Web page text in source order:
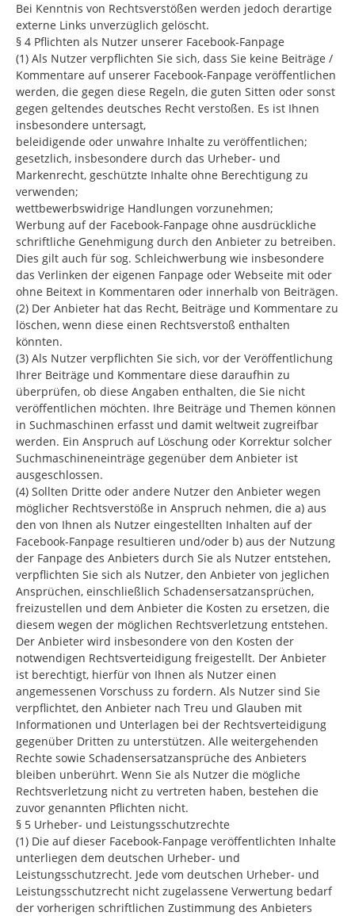
Bei Kenntnis von Rechtsverstößen werden jedoch derartige
externe Links unverzüglich gelöscht.
§ 4 Pflichten als Nutzer unserer Facebook-Fanpage
(1) Als Nutzer verpflichten Sie sich, dass Sie keine Beiträge /
Kommentare auf unserer Facebook-Fanpage veröffentlichen
werden, die gegen diese Regeln, die guten Sitten oder sonst
gegen geltendes deutsches Recht verstoßen. Es ist Ihnen
insbesondere untersagt,
beleidigende oder unwahre Inhalte zu veröffentlichen;
gesetzlich, insbesondere durch das Urheber- und
Markenrecht, geschützte Inhalte ohne Berechtigung zu
verwenden;
wettbewerbswidrige Handlungen vorzunehmen;
Werbung auf der Facebook-Fanpage ohne ausdrückliche
schriftliche Genehmigung durch den Anbieter zu betreiben.
Dies gilt auch für sog. Schleichwerbung wie insbesondere
das Verlinken der eigenen Fanpage oder Webseite mit oder
ohne Beitext in Kommentaren oder innerhalb von Beiträgen.
(2) Der Anbieter hat das Recht, Beiträge und Kommentare zu
löschen, wenn diese einen Rechtsverstoß enthalten
könnten.
(3) Als Nutzer verpflichten Sie sich, vor der Veröffentlichung
Ihrer Beiträge und Kommentare diese daraufhin zu
überprüfen, ob diese Angaben enthalten, die Sie nicht
veröffentlichen möchten. Ihre Beiträge und Themen können
in Suchmaschinen erfasst und damit weltweit zugreifbar
werden. Ein Anspruch auf Löschung oder Korrektur solcher
Suchmaschineneinträge gegenüber dem Anbieter ist
ausgeschlossen.
(4) Sollten Dritte oder andere Nutzer den Anbieter wegen
möglicher Rechtsverstöße in Anspruch nehmen, die a) aus
den von Ihnen als Nutzer eingestellten Inhalten auf der
Facebook-Fanpage resultieren und/oder b) aus der Nutzung
der Fanpage des Anbieters durch Sie als Nutzer entstehen,
verpflichten Sie sich als Nutzer, den Anbieter von jeglichen
Ansprüchen, einschließlich Schadensersatzansprüchen,
freizustellen und dem Anbieter die Kosten zu ersetzen, die
diesem wegen der möglichen Rechtsverletzung entstehen.
Der Anbieter wird insbesondere von den Kosten der
notwendigen Rechtsverteidigung freigestellt. Der Anbieter
ist berechtigt, hierfür von Ihnen als Nutzer einen
angemessenen Vorschuss zu fordern. Als Nutzer sind Sie
verpflichtet, den Anbieter nach Treu und Glauben mit
Informationen und Unterlagen bei der Rechtsverteidigung
gegenüber Dritten zu unterstützen. Alle weitergehenden
Rechte sowie Schadensersatzansprüche des Anbieters
bleiben unberührt. Wenn Sie als Nutzer die mögliche
Rechtsverletzung nicht zu vertreten haben, bestehen die
zuvor genannten Pflichten nicht.
§ 5 Urheber- und Leistungsschutzrechte
(1) Die auf dieser Facebook-Fanpage veröffentlichten Inhalte
unterliegen dem deutschen Urheber- und
Leistungsschutzrecht. Jede vom deutschen Urheber- und
Leistungsschutzrecht nicht zugelassene Verwertung bedarf
der vorherigen schriftlichen Zustimmung des Anbieters